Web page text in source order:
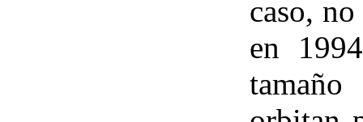
caso,
en
tamaño